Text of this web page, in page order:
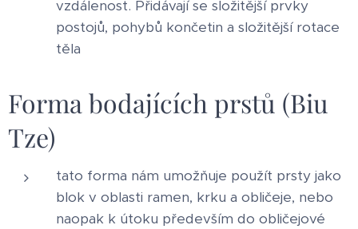
vzdálenost. Přidávají se složitější prvky
postojů, pohybů končetin a složitější rotace
těla
Forma bodajících prstů (Biu
Tze)
tato forma nám umožňuje použít prsty jako
blok v oblasti ramen, krku a obličeje, nebo
naopak k útoku především do obličejové